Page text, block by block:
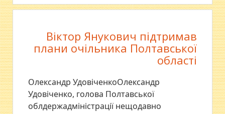
Віктор Янукович підтримав
плани очільника Полтавської
області
Олександр УдовіченкоОлександр
Удовіченко, голова Полтавської
облдержадміністрації нещодавно